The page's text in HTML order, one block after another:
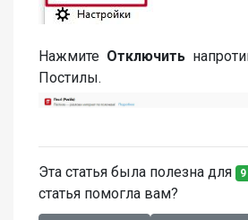
Нажмите Отключить
Постилы.
Эта статья была полезна для 9
статья помогла вам?